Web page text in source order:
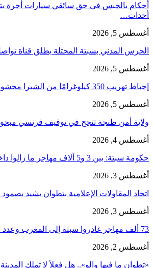
أحكام بالحبس في حق سائقي سيارات أجرة
أحداث…
أغسطس 5, 2026
الحرس المدني بسبتة المحتلة يطلق قناة
أغسطس 5, 2026
إحباط تهريب 350 كيلوغرامًا من الشيرا محشوة داخل قوالب…
أغسطس 5, 2026
ولاية أمن طنجة تنجح في توقيف فرنسي
أغسطس 4, 2026
حكومة سبتة: بين 3 و5 آلاف مهاجر ما زالوا داخل المدينة و862…
أغسطس 3, 2026
اتحاد المقاولات الإعلامية بتطوان يشيد
أغسطس 3, 2026
73 ألف مهاجر غادروا سبتة إلى المغرب وعدد القتلى يرتفع لـ71
أغسطس 2, 2026
«تطوان ما فيها والو».. هل فعلاً لا تملك